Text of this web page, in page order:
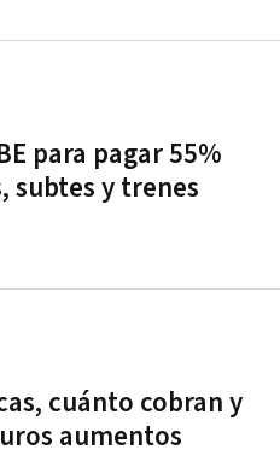
para pagar 55%
subtes y trenes
cuánto cobran y
aumentos